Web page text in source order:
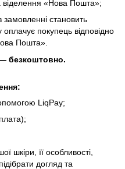
віделення «Нова Пошта»;
становить
покупець відповідно
Пошта».
безкоштовно.
LiqPay;
шкіри, її особливості,
догляд та